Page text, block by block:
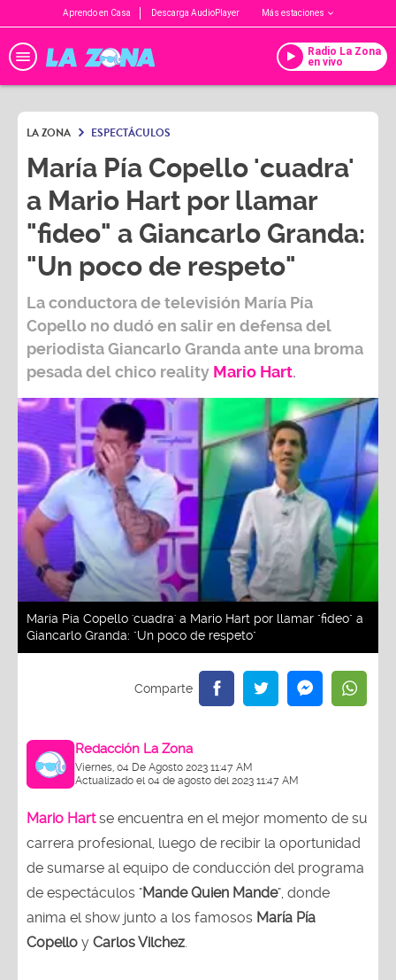
Aprendo en Casa Descarga AudioPlayer Más estaciones
Radio La Zona
en vivo
LA ZONA ESPECTÁCULOS
María Pía Copello 'cuadra'
a Mario Hart por llamar
"fideo" a Giancarlo Granda:
"Un poco de respeto"
La conductora de televisión María Pía
Copello no dudó en salir en defensa del
periodistaGiancarlo Grandaante una broma
pesada del chico reality Mario Hart.
María Pía Copello 'cuadra' a Mario Hart por llamar "fideo" a
Giancarlo Granda: "Un poco de respeto"
Redacción La Zona
Viernes, 04 De Agosto 2023 11:47 AM
Actualizado el 04 de agosto del 2023 11:47 AM
Mario Hart se encuentra en el mejor momento de su
carrera profesional, luego de recibir la oportunidad
de sumarse al equipo de conducción del programa
de espectáculos "Mande Quien Mande", donde
anima el show junto a los famosos María Pía
Copello y Carlos Vilchez